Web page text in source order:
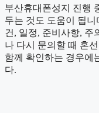
부산휴대폰성지 진행
두는 것도 도움이 됩니
건, 일정, 준비사항, 주
나 다시 문의할 때 혼
함께 확인하는 경우에
다.